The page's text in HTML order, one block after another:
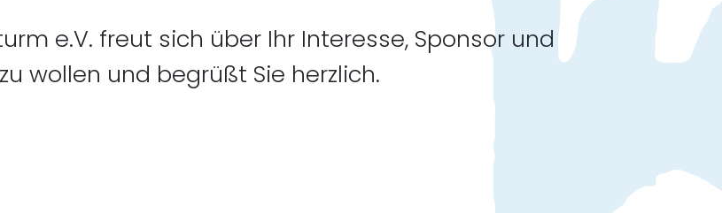
e.V. freut sich über Ihr Interesse, Sponsor und
wollen und begrüßt Sie herzlich.